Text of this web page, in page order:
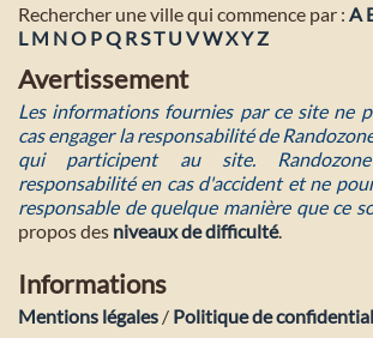
Rechercher une ville qui commence par : A
L M NO PQ RST U VWXYZ
Avertissement
Les informations fournies par ce site ne
cas engager la responsabilité de
qui participent au site.
responsabilité en cas d'accident et ne
responsable de quelque manière que ce
propos des niveaux de difficulté.
Informations
Mentions légales / Politique de